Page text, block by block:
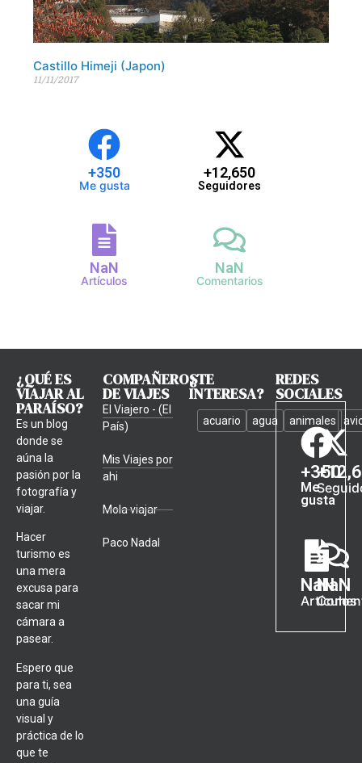
Castillo Himeji (Japon)
11/11/2017
+350
Me gusta
+12,650
Seguidores
NaN
Artículos
NaN
Comentarios
¿QUÉ ES
VIAJAR AL
PARAÍSO?
Es un blog
donde se
aúna la
pasión por la
fotografía y
viajar.
Hacer
turismo es
una mera
excusa para
sacar mi
cámara a
pasear.
Espero que
para ti, sea
una guía
visual y
práctica de lo
que te
COMPAÑEROS
DE VIAJES
El Viajero - (El
País)
Mis Viajes por
ahi
Mola viajar
Paco Nadal
¿TE
INTERESA?
acuario agua animales
REDES
SOCIALES
+350
Me
gusta
+
NaN
Artículos
NaN